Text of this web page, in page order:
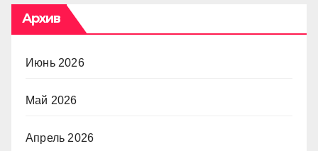
Архив
Июнь 2026
Май 2026
Апрель 2026